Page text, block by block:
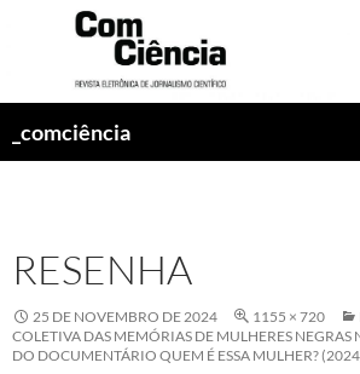
_comciência
RESENHA
25 DE NOVEMBRO DE 2024 1155 × 720
COLETIVA DAS MEMÓRIAS DE MULHERES NEGRAS
DO DOCUMENTÁRIO QUEM É ESSA MULHER?